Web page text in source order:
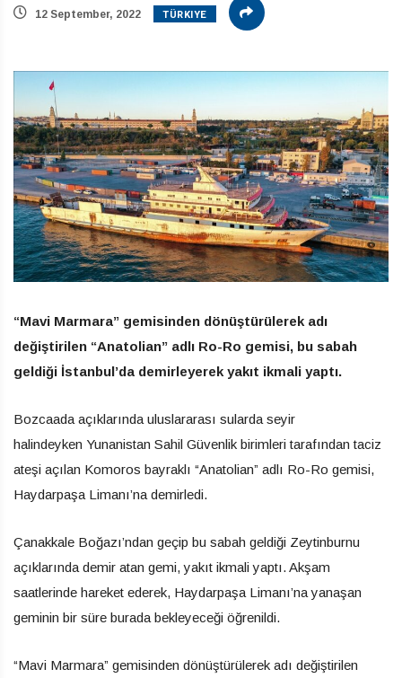
12 September, 2022 TÜRKIYE
“Mavi Marmara” gemisinden dönüştürülerek adı
değiştirilen “Anatolian” adlı Ro-Ro gemisi, bu sabah
geldiği İstanbul’da demirleyerek yakıt ikmali yaptı.
Bozcaada açıklarında uluslararası sularda seyir
halindeyken Yunanistan Sahil Güvenlik birimleri tarafından taciz
ateşi açılan Komoros bayraklı “Anatolian” adlı Ro-Ro gemisi,
Haydarpaşa Limanı’na demirledi.
Çanakkale Boğazı’ndan geçip bu sabah geldiği Zeytinburnu
açıklarında demir atan gemi, yakıt ikmali yaptı. Akşam
saatlerinde hareket ederek, Haydarpaşa Limanı’na yanaşan
geminin bir süre burada bekleyeceği öğrenildi.
“Mavi Marmara” gemisinden dönüştürülerek adı değiştirilen